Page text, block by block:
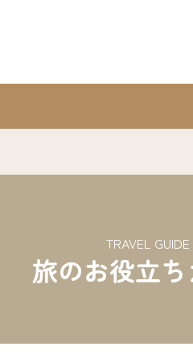
旅のお役立
TRAVEL GUIDE